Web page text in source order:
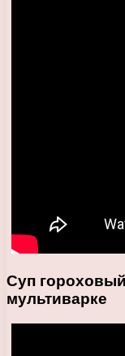
Суп
мультиварке